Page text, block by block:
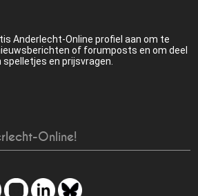
Anderlecht-Online profiel aan om te
of forumposts en om deel
spelletjes en prijsvragen.
Online!